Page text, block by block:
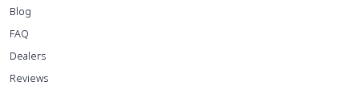
Blog
FAQ
Dealers
Reviews